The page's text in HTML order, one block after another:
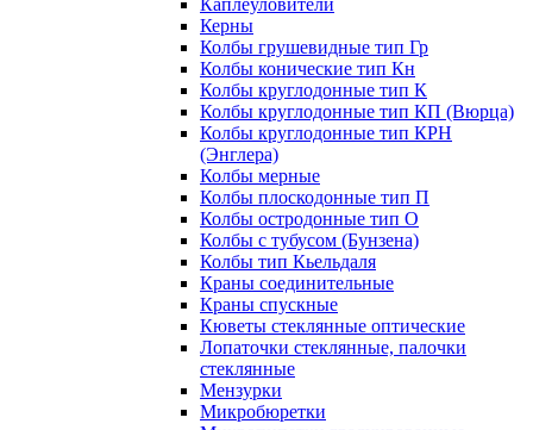
Каплеуловители
Керны
Колбы грушевидные тип Гр
Колбы конические тип Кн
Колбы круглодонные тип К
Колбы круглодонные тип КП (Вюрца)
Колбы круглодонные тип КРН
(Энглера)
Колбы мерные
Колбы плоскодонные тип П
Колбы остродонные тип О
Колбы с тубусом (Бунзена)
Колбы тип Кьельдаля
Краны соединительные
Краны спускные
Кюветы стеклянные оптические
Лопаточки стеклянные, палочки
стеклянные
Мензурки
Микробюретки